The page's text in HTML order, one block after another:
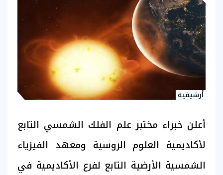
أرشيفية
أعلن خبراء مختبر علم الفلك الشمسي التابع
لأكاديمية العلوم الروسية ومعهد الفيزياء
الشمسية الأرضية التابع لفرع الأكاديمية في